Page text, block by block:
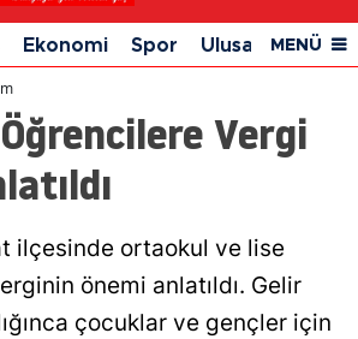
Afyonkarahisar
Ağrı
Amasya
Aydın
Ekonomi Spor Ulusal Siyaset
MENÜ
Vergi
ilçesinde ortaokul ve lise
önemi anlatıldı. Gelir
çocuklar ve gençler için